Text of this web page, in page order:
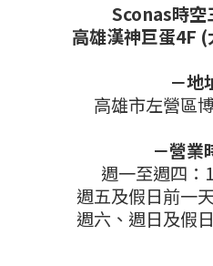
Sconas時空
高雄漢神巨蛋4F
－地
高雄市左營區
－營業
週一至週四：
週五及假日前一
週六、週日及假